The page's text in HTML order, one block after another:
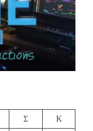
Σ
Κ